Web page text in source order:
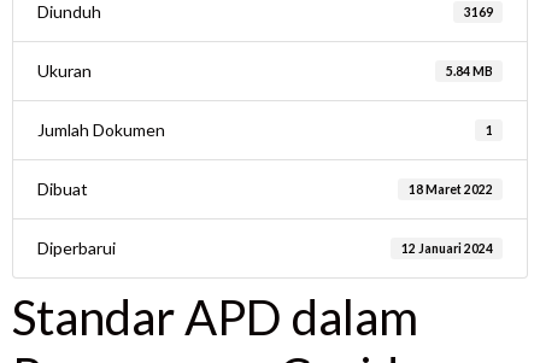
Diunduh 3169
Ukuran 5.84 MB
Jumlah Dokumen 1
Dibuat 18 Maret 2022
Diperbarui 12 Januari 2024
Standar APD dalam